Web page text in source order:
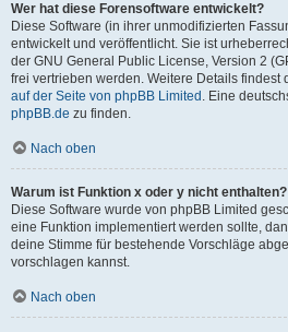
Wer hat diese Forensoftware entwickelt?
Diese Software (in ihrer unmodifizierten
entwickelt und veröffentlicht. Sie ist
der GNU General Public License, Version 2
frei vertrieben werden. Weitere Details findest
auf der Seite von phpBB Limited . Eine
phpBB.de zu finden.
Nach oben
Warum ist Funktion x oder y nicht enthalten?
Diese Software wurde von phpBB Limited
eine Funktion implementiert werden sollte,
deine Stimme für bestehende Vorschläge
vorschlagen kannst.
Nach oben